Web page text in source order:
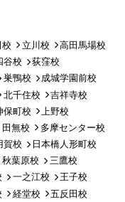
校 立川校
高田馬場校
谷校
荻窪校
巣鴨校
成城学園前校
北千住校
吉祥寺校
保町校
上野校
田無校
多摩センター校
賀校
日本橋人形町校
秋葉原校
三鷹校
一之江校
王子校
経堂校
五反田校